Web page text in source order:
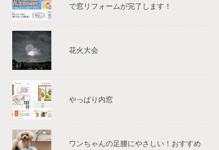
で窓リフォームが完了します！
花火大会
やっぱり内窓
ワンちゃんの足腰にやさしい！おすすめ